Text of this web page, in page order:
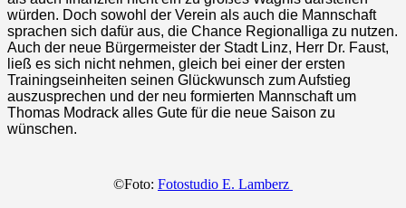
würden. Doch sowohl der Verein als auch die Mannschaft
sprachen sich dafür aus, die Chance Regionalliga zu nutzen.
Auch der neue Bürgermeister der Stadt Linz, Herr Dr. Faust,
ließ es sich nicht nehmen, gleich bei einer der ersten
Trainingseinheiten seinen Glückwunsch zum Aufstieg
auszusprechen und der neu formierten Mannschaft um
Thomas Modrack alles Gute für die neue Saison zu
wünschen.
©Foto: Fotostudio E. Lamberz